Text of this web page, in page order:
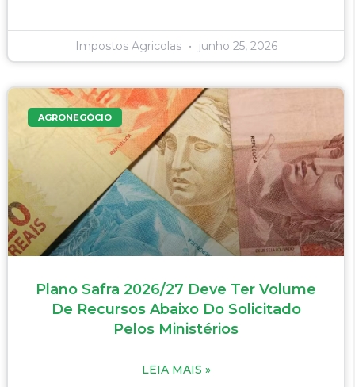
Impostos Agricolas junho 25, 2026
AGRONEGÓCIO
Plano Safra 2026/27 Deve Ter Volume
De Recursos Abaixo Do Solicitado
Pelos Ministérios
LEIA MAIS »